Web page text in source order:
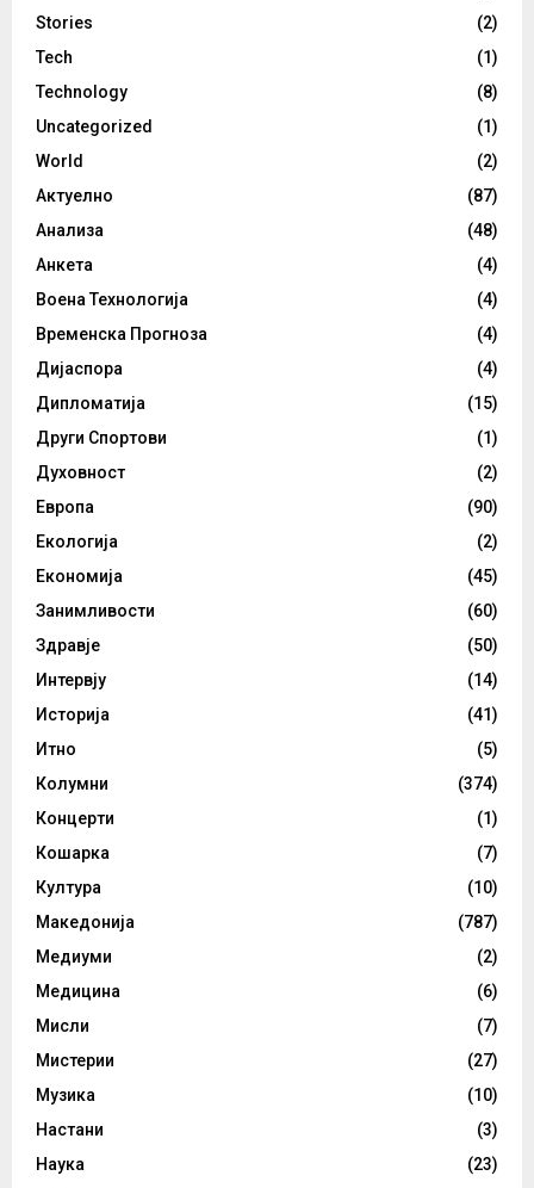
Stories
(2)
Tech
(1)
Technology
(8)
Uncategorized
(1)
World
(2)
Актуелно
(87)
Анализа
(48)
Анкета
(4)
Воена Технологија
(4)
Временска Прогноза
(4)
Дијаспора
(4)
Дипломатија
(15)
Други Спортови
(1)
Духовност
(2)
Европа
(90)
Екологија
(2)
Економија
(45)
Занимливости
(60)
Здравје
(50)
Интервју
(14)
Историја
(41)
Итно
(5)
Колумни
(374)
Концерти
(1)
Кошарка
(7)
Култура
(10)
Македонија
(787)
Медиуми
(2)
Медицина
(6)
Мисли
(7)
Мистерии
(27)
Музика
(10)
Настани
(3)
Наука
(23)